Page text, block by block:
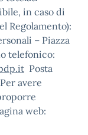
in caso di
Regolamento):
– Piazza
telefonico:
Posta
avere
web: